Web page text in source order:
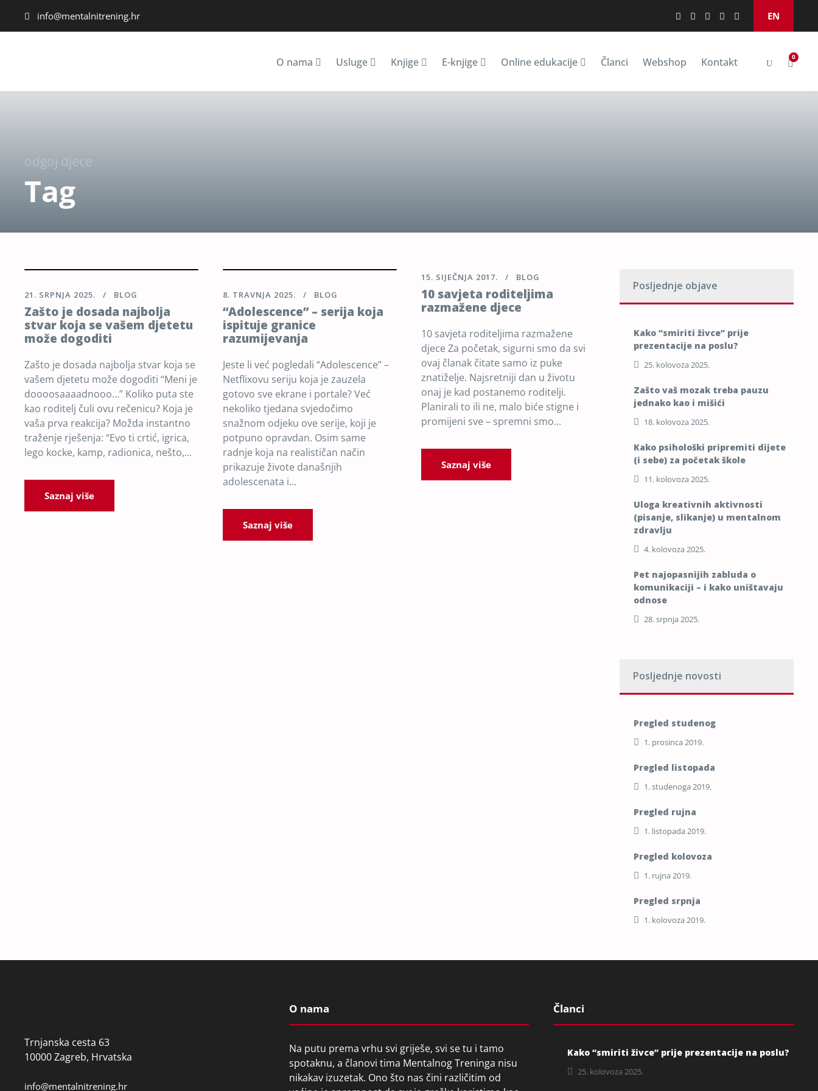
info@mentalnitrening.hr EN
O nama Usluge Knjige E-knjige Online edukacije Članci Webshop Kontakt 0
odgoj djece
Tag
21. SRPNJA 2025. BLOG
Zašto je dosada najbolja
stvar koja se vašem djetetu
može dogoditi
Zašto je dosada najbolja stvar koja se
vašem djetetu može dogoditi “Meni je
doooosaaaadnooo…” Koliko puta ste
kao roditelj čuli ovu rečenicu? Koja je
vaša prva reakcija? Možda instantno
traženje rješenja: “Evo ti crtić, igrica,
lego kocke, kamp, radionica, nešto,...
Saznaj više
8. TRAVNJA 2025. BLOG
“Adolescence” – serija koja
ispituje granice
razumijevanja
Jeste li već pogledali “Adolescence” –
Netflixovu seriju koja je zauzela
gotovo sve ekrane i portale? Već
nekoliko tjedana svjedočimo
snažnom odjeku ove serije, koji je
potpuno opravdan. Osim same
radnje koja na realističan način
prikazuje živote današnjih
adolescenata i...
Saznaj više
15. SIJEČNJA 2017. BLOG
10 savjeta roditeljima
razmažene djece
10 savjeta roditeljima razmažene
djece Za početak, sigurni smo da svi
ovaj članak čitate samo iz puke
znatiželje. Najsretniji dan u životu
onaj je kad postanemo roditelji.
Planirali to ili ne, malo biće stigne i
promijeni sve – spremni smo...
Saznaj više
Posljednje objave
Kako “smiriti živce” prije
prezentacije na poslu?
25. kolovoza 2025.
Zašto vaš mozak treba pauzu
jednako kao i mišići
18. kolovoza 2025.
Kako psihološki pripremiti dijete
(i sebe) za početak škole
11. kolovoza 2025.
Uloga kreativnih aktivnosti
(pisanje, slikanje) u mentalnom
zdravlju
4. kolovoza 2025.
Pet najopasnijih zabluda o
komunikaciji – i kako uništavaju
odnose
28. srpnja 2025.
Posljednje novosti
Pregled studenog
1. prosinca 2019.
Pregled listopada
1. studenoga 2019.
Pregled rujna
1. listopada 2019.
Pregled kolovoza
1. rujna 2019.
Pregled srpnja
1. kolovoza 2019.
Trnjanska cesta 63
10000 Zagreb, Hrvatska
info@mentalnitrening.hr
O nama
Na putu prema vrhu svi griješe, svi se tu i tamo
spotaknu, a članovi tima Mentalnog Treninga nisu
nikakav izuzetak. Ono što nas čini različitim od
Članci
Kako “smiriti živce” prije prezentacije na poslu?
25. kolovoza 2025.